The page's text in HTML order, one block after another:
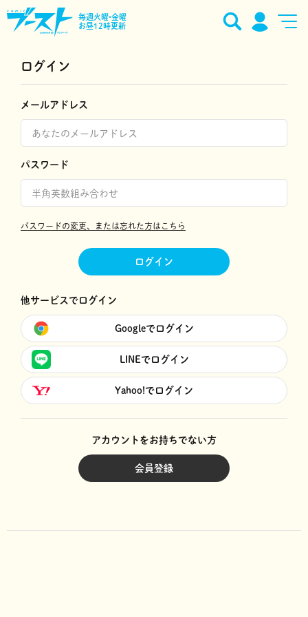
毎週火曜•金曜
お昼12時更新
ログイン
メールアドレス
パスワード
パスワードの変更、または忘れた方はこちら
ログイン
他サービスでログイン
Googleでログイン
LINEでログイン
Yahoo!でログイン
アカウントをお持ちでない方
会員登録